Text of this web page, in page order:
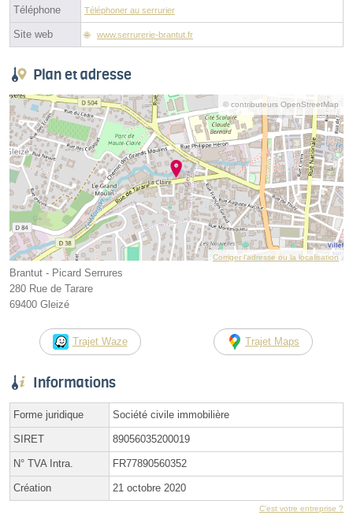
Téléphone Téléphoner au serrurier
Site web www.serrurerie-brantut.fr
Plan et adresse
© contributeurs OpenStreetMap
Corriger l’adresse ou la localisation
Brantut - Picard Serrures
280 Rue de Tarare
69400 Gleizé
Trajet Waze Trajet Maps
Informations
Forme juridique Société civile immobilière
SIRET 89056035200019
N° TVA Intra. FR77890560352
Création 21 octobre 2020
C'est votre entreprise ?